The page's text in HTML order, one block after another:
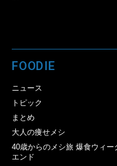
FOODIE
ニュース
トピック
まとめ
大人の痩せメシ
40歳からのメシ旅 爆食ウィー
エンド